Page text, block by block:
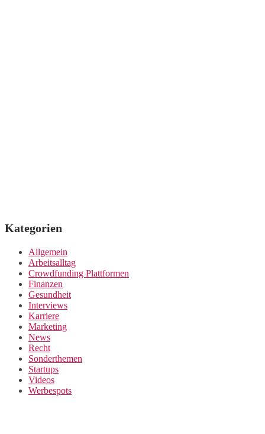
Kategorien
Allgemein
Arbeitsalltag
Crowdfunding Plattformen
Finanzen
Gesundheit
Interviews
Karriere
Marketing
News
Recht
Sonderthemen
Startups
Videos
Werbespots